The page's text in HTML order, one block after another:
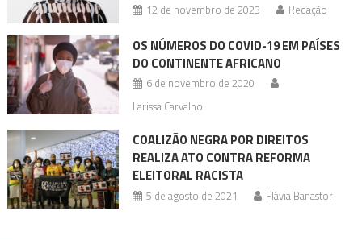
12 de novembro de 2023 Redação
OS NÚMEROS DO COVID-19 EM PAÍSES
DO CONTINENTE AFRICANO
6 de novembro de 2020
Larissa Carvalho
COALIZÃO NEGRA POR DIREITOS
REALIZA ATO CONTRA REFORMA
ELEITORAL RACISTA
5 de agosto de 2021 Flávia Banastor